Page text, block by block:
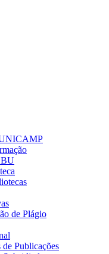
de Plágio
Publicações